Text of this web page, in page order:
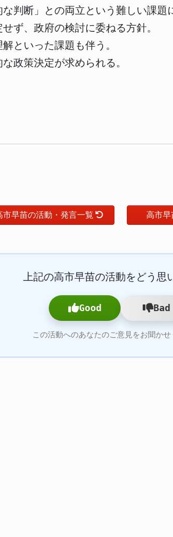
判断」との両立という難しい課題
ず、政府の検討に委ねる方針。
といった課題も伴う。
政策決定が求められる。
市早苗の活動・発言一覧 高市早
上記の高市早苗の活動をどう思
Good Bad
この活動へのあなたのご意見をお聞かせ